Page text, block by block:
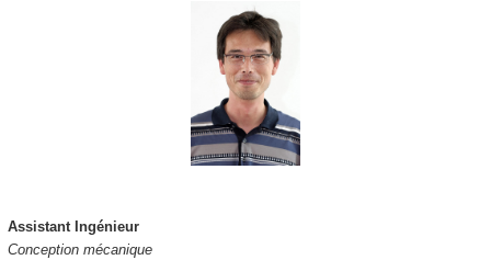
Assistant Ingénieur
Conception mécanique